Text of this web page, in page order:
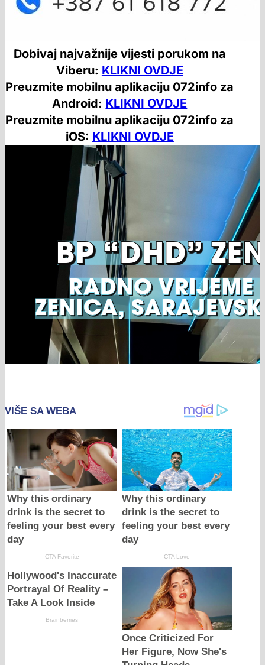
Dobivaj najvažnije vijesti porukom na
Viberu: KLIKNI OVDJE
Preuzmite mobilnu aplikaciju 072info za
Android: KLIKNI OVDJE
Preuzmite mobilnu aplikaciju 072info za
iOS: KLIKNI OVDJE